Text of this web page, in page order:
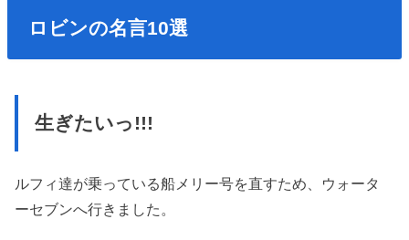
ロビンの名言10選
生ぎたいっ!!!
ルフィ達が乗っている船メリー号を直すため、ウォータ
ーセブンへ行きました。